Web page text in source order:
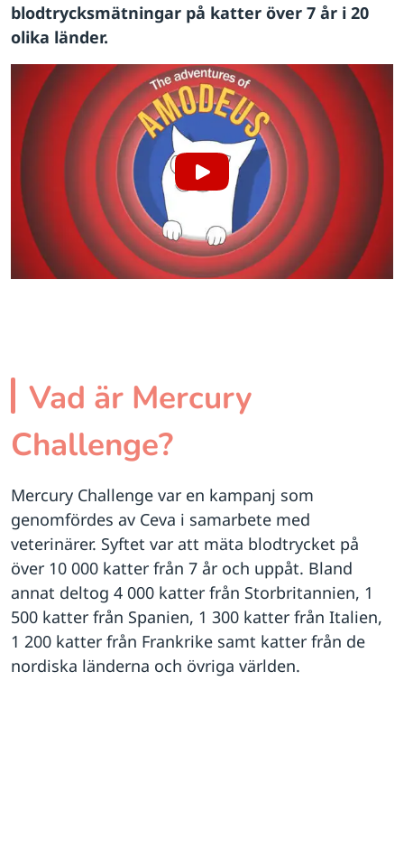
blodtrycksmätningar på katter över 7 år i 20
olika länder.